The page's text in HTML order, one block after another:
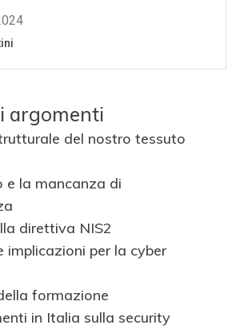
argomenti
del nostro tessuto
e la mancanza di
direttiva NIS2
implicazioni per la cyber
formazione
in Italia sulla security